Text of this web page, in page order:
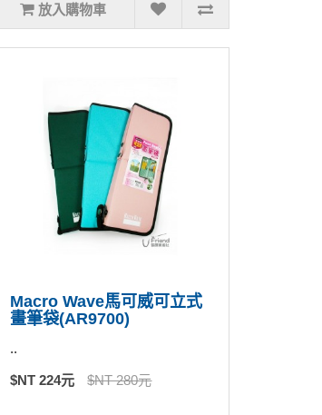
放入購物車
Macro Wave馬可威可立式
畫筆袋(AR9700)
..
$NT 224元 $NT 280元